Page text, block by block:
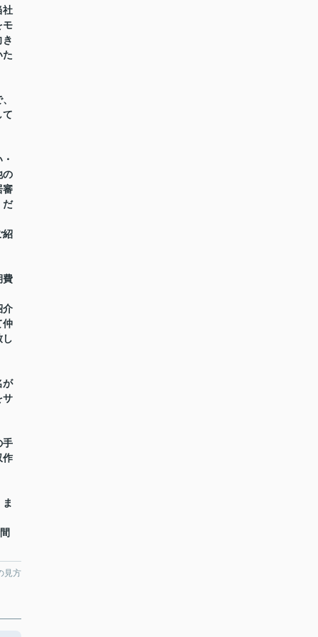
社
モ
た
て
の
審
だ
紹
費
介
仲
し
が
サ
手
作
見方